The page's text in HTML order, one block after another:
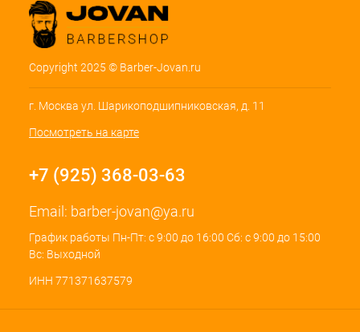
Copyright 2025 © Barber-Jovan.ru
г. Москва ул. Шарикоподшипниковская, д. 11
Посмотреть на карте
+7 (925) 368-03-63
Email: barber-jovan@ya.ru
График работы Пн-Пт: с 9:00 до 16:00 Сб: с 9:00 до 15:00
Вс: Выходной
ИНН 771371637579